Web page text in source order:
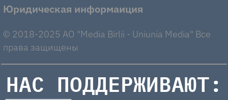
Юридическая информаиция
© 2018-2025 AO "Media Birlii - Uniunia Media" Все
права защищены
НАС ПОДДЕРЖИВАЮТ: